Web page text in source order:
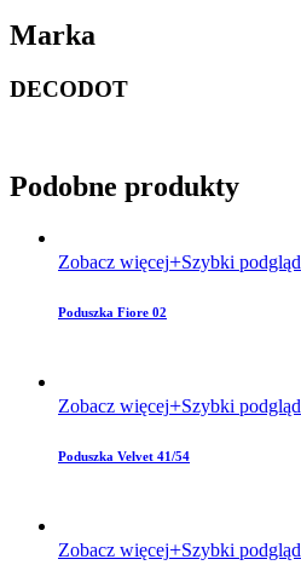
Marka
DECODOT
Podobne produkty
Zobacz więcej Szybki podgląd
Poduszka Fiore 02
Zobacz więcej Szybki podgląd
Poduszka Velvet 41/54
Zobacz więcej Szybki podgląd